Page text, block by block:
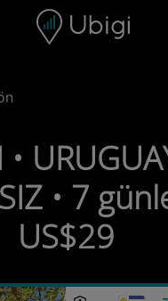
çubuğu Alt bilgi
• 7
US$29